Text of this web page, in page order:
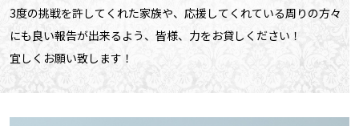
3度の挑戦を許してくれた家族や、応援してくれている周りの方々
にも良い報告が出来るよう、皆様、力をお貸しください！